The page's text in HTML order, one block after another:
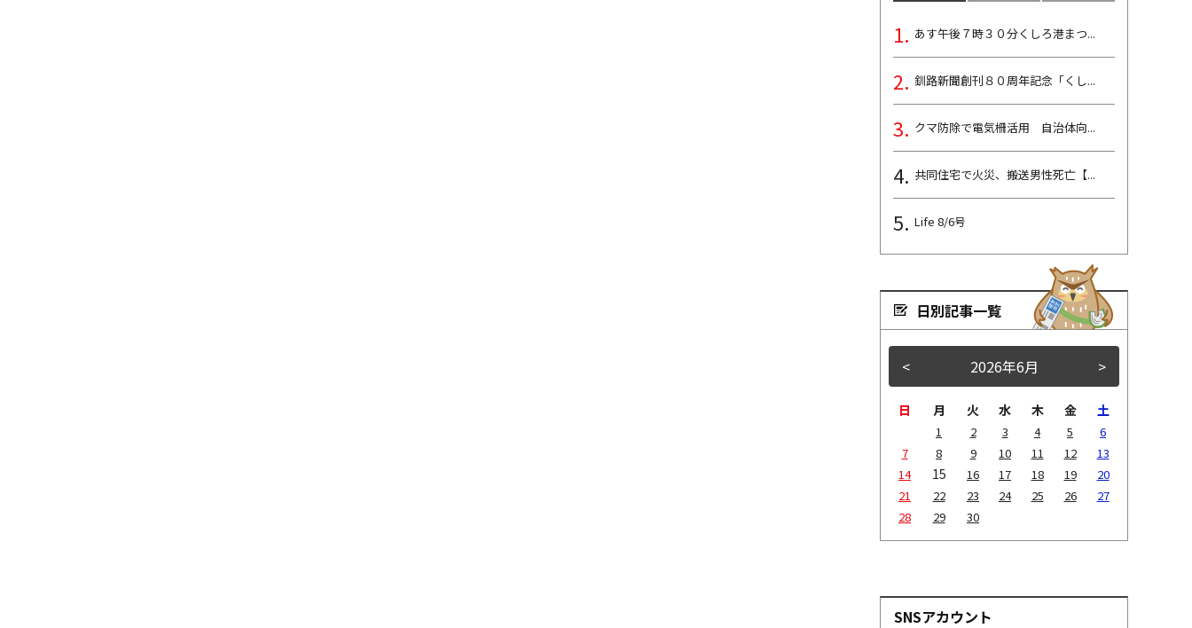
あす午後７時３０分くしろ港まつ...
釧路新聞創刊８０周年記念「くし...
クマ防除で電気柵活用 自治体向...
共同住宅で火災、搬送男性死亡【...
Life 8/6号
日別記事一覧
< >
2026年6月
日 月 火 水 木 金 土
1 2 3 4 5
6
7
8 9 10 11 12
13
14
15 16 17 18 19
20
21
22 23 24 25 26
27
28
29 30
SNSアカウント